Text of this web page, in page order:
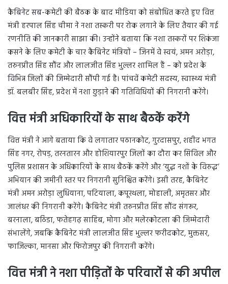
कैबिनेट सब-कमेटी की बैठक के बाद मीडिया को संबोधित करते हुए वित्त
मंत्री हरपाल सिंह चीमा ने नशा तस्करी पर रोक लगाने के लिए तैयार की गई
रणनीति की जानकारी साझा की। उन्होंने बताया कि नशा तस्करों पर शिकंजा
कसने के लिए कमेटी के चार कैबिनेट मंत्रियों – जिनमें वे स्वयं, अमन अरोड़ा,
तरुनप्रीत सिंह सौंद और लालजीत सिंह भुल्लर शामिल हैं – को प्रदेश के
विभिन्न जिलों की जिम्मेदारी सौंपी गई है। पांचवें कमेटी सदस्य, स्वास्थ्य मंत्री
डॉ. बलबीर सिंह, प्रदेश में नशा छुड़ाने की गतिविधियों की निगरानी करेंगे।
वित्त मंत्री अधिकारियों के साथ बैठकें करेंगे
वित्त मंत्री ने आगे बताया कि वे लगातार पठानकोट, गुरदासपुर, शहीद भगत
सिंह नगर, रोपड़, तरनतारन और होशियारपुर जिलों का दौरा कर सिविल और
पुलिस प्रशासन के अधिकारियों के साथ बैठकें करेंगे और ‘युद्ध नशों के विरुद्ध’
अभियान की जमीनी स्तर पर निगरानी सुनिश्चित करेंगे। इसी तरह, कैबिनेट
मंत्री अमन अरोड़ा लुधियाना, पटियाला, कपूरथला, मोहाली, अमृतसर और
जालंधर की निगरानी करेंगे। कैबिनेट मंत्री तरुनप्रीत सिंह सौंद संगरूर,
बरनाला, बठिंडा, फतेहगढ़ साहिब, मोगा और मलेरकोटला की जिम्मेदारी
संभालेंगे, जबकि कैबिनेट मंत्री लालजीत सिंह भुल्लर फरीदकोट, मुक्तसर,
फाजिल्का, मानसा और फिरोजपुर की निगरानी करेंगे।
वित्त मंत्री ने नशा पीड़ितों के परिवारों से की अपील